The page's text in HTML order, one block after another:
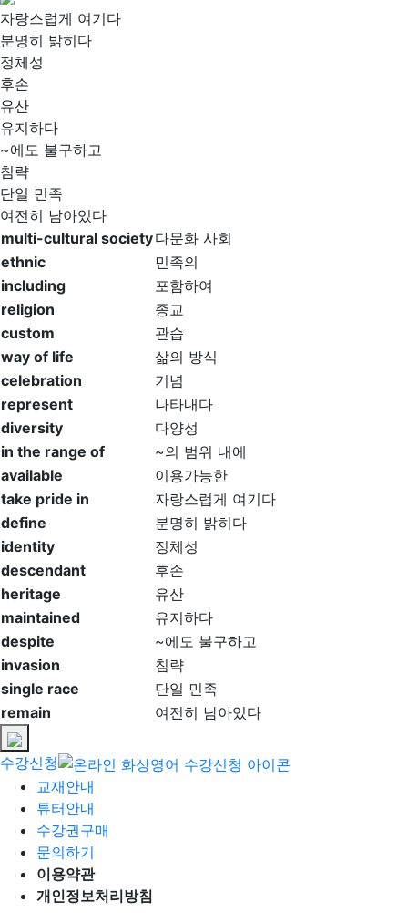
자랑스럽게 여기다
분명히 밝히다
정체성
후손
유산
유지하다
~에도 불구하고
침략
단일 민족
여전히 남아있다
multi-cultural society다문화 사회
ethnic
민족의
including
포함하여
religion
종교
custom
관습
way of life
삶의 방식
celebration
기념
represent
나타내다
diversity
다양성
in the range of
~의 범위 내에
available
이용가능한
take pride in
자랑스럽게 여기다
define
분명히 밝히다
identity
정체성
descendant
후손
heritage
유산
maintained
유지하다
despite
~에도 불구하고
invasion
침략
single race
단일 민족
remain
여전히 남아있다
수강신청
교재안내
튜터안내
수강권구매
문의하기
이용약관
개인정보처리방침